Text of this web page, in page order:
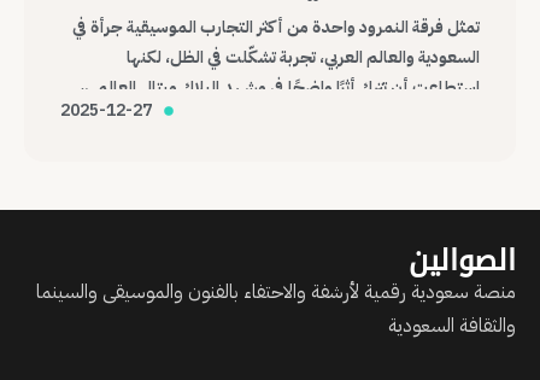
تمثل فرقة النمرود واحدة من أكثر التجارب الموسيقية جرأة في
السعودية والعالم العربي، تجربة تشكّلت في الظل، لكنها
استطاعت أن تترك أثرًا واضحًا في مشهد البلاك ميتال العالمي،
وتؤكد أن الموسيقى، مهما كانت هامشية أو صادمة، قادرة على
2025-12-27
الصوالين
منصة سعودية رقمية لأرشفة والاحتفاء بالفنون والموسيقى والسينما
والثقافة السعودية